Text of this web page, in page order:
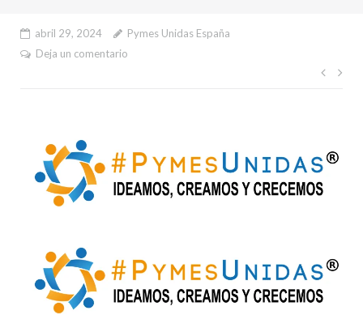
abril 29, 2024
Pymes Unidas España
Deja un comentario